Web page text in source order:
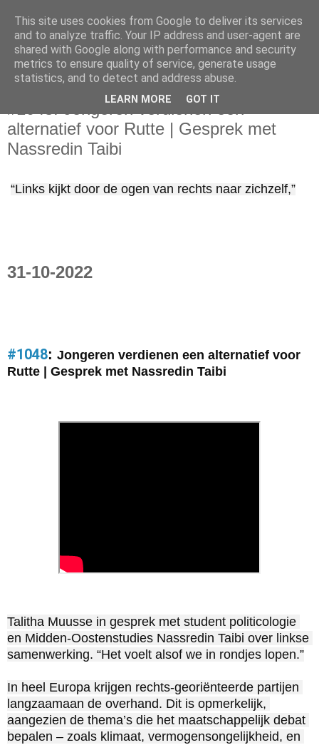
donderdag 10 november 2022
#1048: Jongeren verdienen een
alternatief voor Rutte | Gesprek met
Nassredin Taibi
“Links kijkt door de ogen van rechts naar zichzelf,”
31-10-2022
#1048: Jongeren verdienen een alternatief voor
Rutte | Gesprek met Nassredin Taibi
Talitha Muusse in gesprek met student politicologie
en Midden-Oostenstudies Nassredin Taibi over linkse
samenwerking. “Het voelt alsof we in rondjes lopen.”
In heel Europa krijgen rechts-georiënteerde partijen
langzaamaan de overhand. Dit is opmerkelijk,
aangezien de thema’s die het maatschappelijk debat
bepalen – zoals klimaat, vermogensongelijkheid, en
This site uses cookies from Google to deliver its services
and to analyze traffic. Your IP address and user-agent are
shared with Google along with performance and security
metrics to ensure quality of service, generate usage
statistics, and to detect and address abuse.
LEARN MORE GOT IT